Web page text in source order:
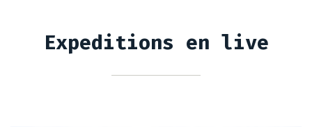
Expeditions en live